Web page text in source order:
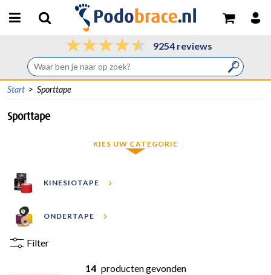
9254 reviews
Start > Sporttape
Sporttape
KIES UW CATEGORIE
KINESIOTAPE
ONDERTAPE
Filter
14 producten gevonden